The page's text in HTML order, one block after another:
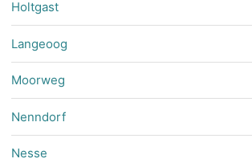
Holtgast
Langeoog
Moorweg
Nenndorf
Nesse